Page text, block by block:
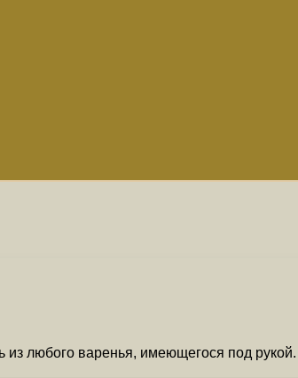
любого варенья, имеющегося под